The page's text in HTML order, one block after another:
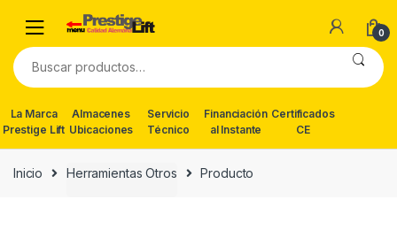
navigation
content
0
Buscar
por:
La Marca
Prestige Lift
Almacenes
Ubicaciones
Servicio
Técnico
Financiación
al Instante
Certificados
CE
Inicio Herramientas Otros Producto